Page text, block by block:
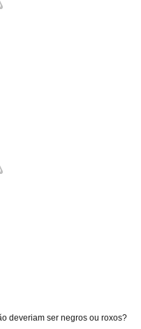
deveriam ser negros ou roxos?